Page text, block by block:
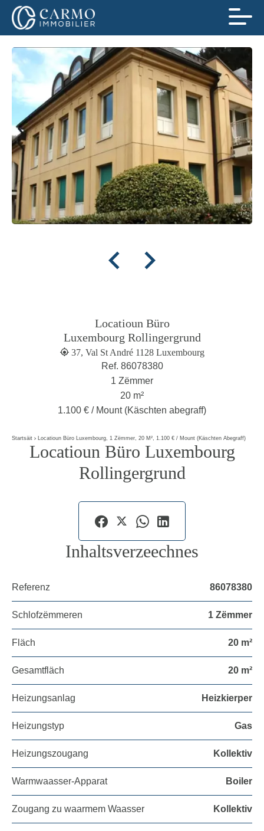
Locatioun Büro
Luxembourg Rollingergrund
37, Val St André 1128 Luxembourg
Ref. 86078380
1 Zëmmer
20 m²
1.100 € / Mount (Käschten abegraff)
Startsäit Locatioun Büro Luxembourg, 1 Zëmmer, 20 M², 1.100 € / Mount (Käschten Abegraff)
Locatioun Büro Luxembourg
Rollingergrund
Inhaltsverzeechnes
Referenz 86078380
Schlofzëmmeren 1 Zëmmer
Fläch 20 m²
Gesamtfläch 20 m²
Heizungsanlag Heizkierper
Heizungstyp Gas
Heizungszougang Kollektiv
Warmwaasser-Apparat Boiler
Zougang zu waarmem Waasser Kollektiv